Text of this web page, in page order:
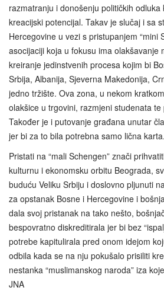
razmatranju i donošenju političkih
kreacijski potencijal. Takav je slučaj i sa
Hercegovine u vezi s pristupanjem “mini
asocijaciji koja u fokusu ima olakšavanje
kreiranje jedinstvenih procesa kojim bi
Srbija, Albanija, Sjeverna Makedonija,
jedno tržište. Ova zona, u nekom
olakšice u trgovini, razmjeni studenata
Također je i putovanje građana unutar
jer bi za to bila potrebna samo lična karta.
Pristati na “mali Schengen” znači
kulturnu i ekonomsku orbitu Beograda,
buduću Veliku Srbiju i doslovno pljunuti
za opstanak Bosne i Hercegovine i
dala svoj pristanak na tako nešto,
bespovratno diskreditirala jer bi bez
potrebe kapitulirala pred onom idejom
odbila kada se na nju pokušalo prisiliti
nestanka “muslimanskog naroda” iza
JNA